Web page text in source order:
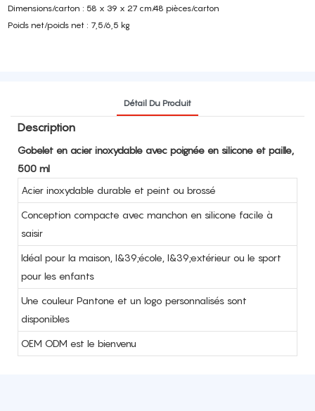
Dimensions/carton : 58 x 39 x 27 cm/48 pièces/carton
Poids net/poids net : 7,5/6,5 kg
Détail Du Produit
Description
Gobelet en acier inoxydable avec poignée en silicone et paille,
500 ml
Acier inoxydable durable et peint ou brossé
Conception compacte avec manchon en silicone facile à
saisir
Idéal pour la maison, l&39;école, l&39;extérieur ou le sport
pour les enfants
Une couleur Pantone et un logo personnalisés sont
disponibles
OEM ODM est le bienvenu